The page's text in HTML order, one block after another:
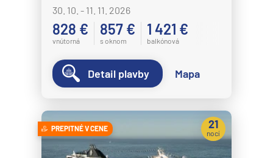
30. 10. - 11. 11. 2026
828 €
vnútorná
857 €
s oknom
1 421 €
balkónová
Detail plavby Mapa
PREPITNÉ V CENE 21
nocí